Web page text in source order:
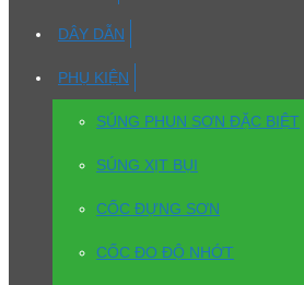
DÂY DẪN
PHỤ KIỆN
SÚNG PHUN SƠN ĐẶC BIỆT
SÚNG XỊT BỤI
CỐC ĐỰNG SƠN
CỐC ĐO ĐỘ NHỚT